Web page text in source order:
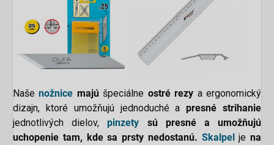
Našenožnice majúšpeciálne ostré rezy a ergonomický
dizajn, ktoré umožňujú jednoduché a presné strihanie
jednotlivých dielov,pinzety sú presné a umožňujú
uchopenie tam, kde sa prsty nedostanú. Skalpelje na